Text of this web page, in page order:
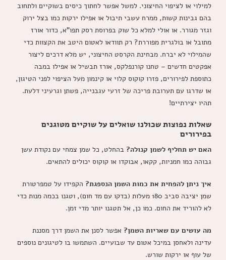
למילוי או לציפוי החיצוני. למשל אפשר לחתוך כיסים בשוקיים ולתחוב
בהם גבינות קשות, ממרח עשבי תיבול או אפילו ירקות כמו בצל ירוק
וגזר מגורר. או אולי למלא כל שוק בפרוסת רסק תפו"א, כדור אורז
מתובל או בולגרית מפוררת? רק תוודאו לאטום היטב את הקצוות כדי
שהמילוי לא יברח. מבחינת הקרסט החיצוני, יש מלא דרכים ליצור
אפקטים חדשים – טחנו קורנפלקס, אורז תבשיל או אפילו במבה
כתוספת לפירורים, פזרו קוקוס קלוי או קינמון מעל הציפוי לפני הטיגון,
או שדרגו עם תערובת פריכה של זרעי עגבנייה, פשתן וגרעיני דלעת.
תהיו יצירתיים!
שאלות נפוצות שכולנו שואלים על שוקיים מטוגנים
בפירורים
האם יש תחליף לשמן קנולה? בהחלט, כל שמן צמחי עם נקודת עשן
גבוהה כמו חמניות, קקאו, אבוקדו או קוקוס יכולים להתאים.
איך ניתן להפחית את כמות השמן הנספגת? הקפידו על טמפרטורת
שמן יציבה סביב 180 מעלות (בדקו עם מד חום), וטגנו בכמה מנות כדי
לא להוריד את החום. כמו כן, אל תטגנו יותר מדי זמן.
מה עושים עם שאריות השמן? אפשר לסנן את השמן דרך מסננת
עדינה ולאחסן במיכל אטום עד שבועיים. השתמשו בו לטיגונים נוספים
של עוף או ירקות שורש.